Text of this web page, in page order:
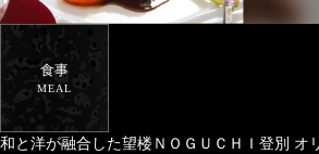
食事
MEAL
和と洋が融合した望楼ＮＯＧＵＣＨＩ登別 オ